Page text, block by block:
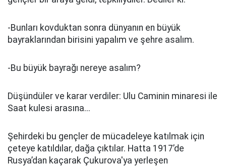
-Bunları kovduktan sonra dünyanın en büyük
bayraklarından birisini yapalım ve şehre asalım.
-Bu büyük bayrağı nereye asalım?
Düşündüler ve karar verdiler: Ulu Caminin minaresi ile
Saat kulesi arasına...
Şehirdeki bu gençler de mücadeleye katılmak için
çeteye katıldılar, dağa çıktılar. Hatta 1917’de
Rusya’dan kaçarak Çukurova'ya yerleşen